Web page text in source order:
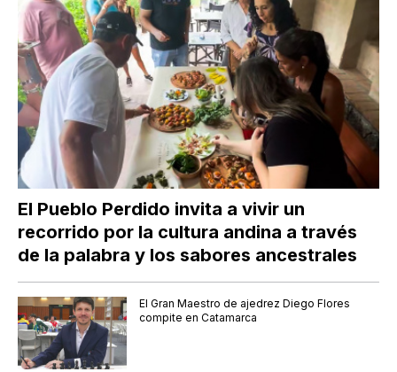
El Pueblo Perdido invita a vivir un
recorrido por la cultura andina a través
de la palabra y los sabores ancestrales
El Gran Maestro de ajedrez Diego Flores
compite en Catamarca